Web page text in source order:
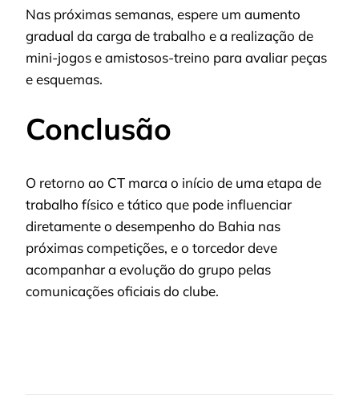
Nas próximas semanas, espere um aumento
gradual da carga de trabalho e a realização de
mini-jogos e amistosos-treino para avaliar peças
e esquemas.
Conclusão
O retorno ao CT marca o início de uma etapa de
trabalho físico e tático que pode influenciar
diretamente o desempenho do Bahia nas
próximas competições, e o torcedor deve
acompanhar a evolução do grupo pelas
comunicações oficiais do clube.